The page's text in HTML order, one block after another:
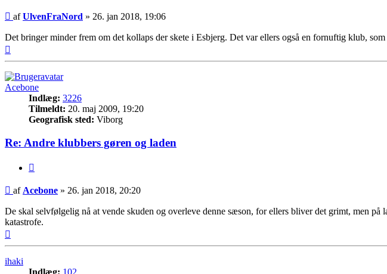
Indlæg
afUlvenFraNord » 26. jan 2018, 19:06
Det bringer minder frem om det kollaps der skete i Esbjerg. Det var ellers også en fornuftig klub,
Acebone
Indlæg: 3226
Tilmeldt: 20. maj 2009, 19:20
Geografisk sted: Viborg
Re: Andre klubbers gøren og laden
Indlæg
af Acebone » 26. jan 2018, 20:20
De skal selvfølgelig nå at vende skuden og overleve denne sæson, for ellers bliver det grimt, men
katastrofe.
ihaki
Indlæg: 102